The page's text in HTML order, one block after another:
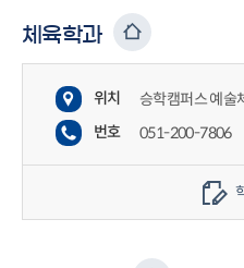
체육학과
위치
승학캠퍼스 예
번호
051-200-7806